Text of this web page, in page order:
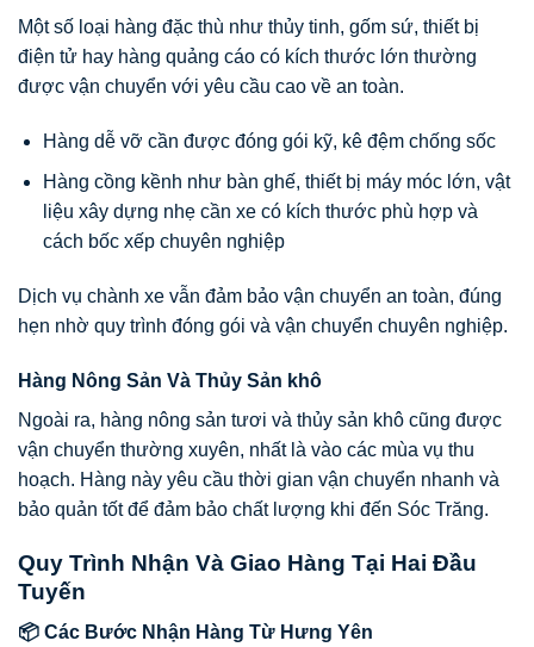
Một số loại hàng đặc thù như thủy tinh, gốm sứ, thiết bị
điện tử hay hàng quảng cáo có kích thước lớn thường
được vận chuyển với yêu cầu cao về an toàn.
Hàng dễ vỡ cần được đóng gói kỹ, kê đệm chống sốc
Hàng cồng kềnh như bàn ghế, thiết bị máy móc lớn, vật
liệu xây dựng nhẹ cần xe có kích thước phù hợp và
cách bốc xếp chuyên nghiệp
Dịch vụ chành xe vẫn đảm bảo vận chuyển an toàn, đúng
hẹn nhờ quy trình đóng gói và vận chuyển chuyên nghiệp.
Hàng Nông Sản Và Thủy Sản khô
Ngoài ra, hàng nông sản tươi và thủy sản khô cũng được
vận chuyển thường xuyên, nhất là vào các mùa vụ thu
hoạch. Hàng này yêu cầu thời gian vận chuyển nhanh và
bảo quản tốt để đảm bảo chất lượng khi đến Sóc Trăng.
Quy Trình Nhận Và Giao Hàng Tại Hai Đầu
Tuyến
📦 Các Bước Nhận Hàng Từ Hưng Yên